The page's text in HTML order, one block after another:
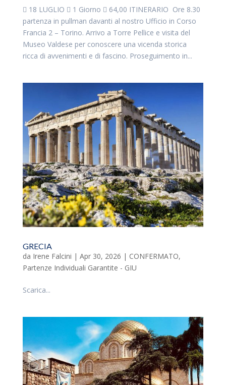
 18 LUGLIO  1 Giorno  64,00 ITINERARIO Ore 8.30
partenza in pullman davanti al nostro Ufficio in Corso
Francia 2 – Torino. Arrivo a Torre Pellice e visita del
Museo Valdese per conoscere una vicenda storica
ricca di avvenimenti e di fascino. Proseguimento in...
GRECIA
da Irene Falcini | Apr 30, 2026 | CONFERMATO,
Partenze Individuali Garantite - GIU
Scarica...